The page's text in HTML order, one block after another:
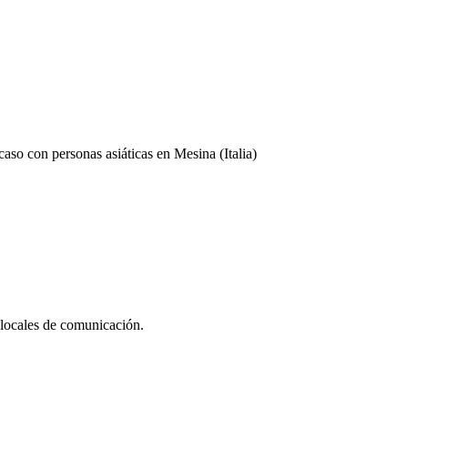
con personas asiáticas en Mesina (Italia)
de comunicación.